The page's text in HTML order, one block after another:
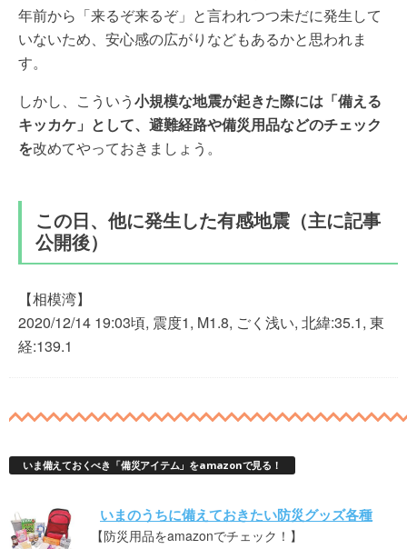
年前から「来るぞ来るぞ」と言われつつ未だに発生して
いないため、安心感の広がりなどもあるかと思われま
す。
しかし、こういう小規模な地震が起きた際には「備える
キッカケ」として、避難経路や備災用品などのチェック
を改めてやっておきましょう。
この日、他に発生した有感地震（主に記事
公開後）
【相模湾】
2020/12/14 19:03頃, 震度1, M1.8, ごく浅い, 北緯:35.1, 東
経:139.1
いま備えておくべき「備災アイテム」をamazonで見る！
いまのうちに備えておきたい防災グッズ各種
【防災用品をamazonでチェック！】